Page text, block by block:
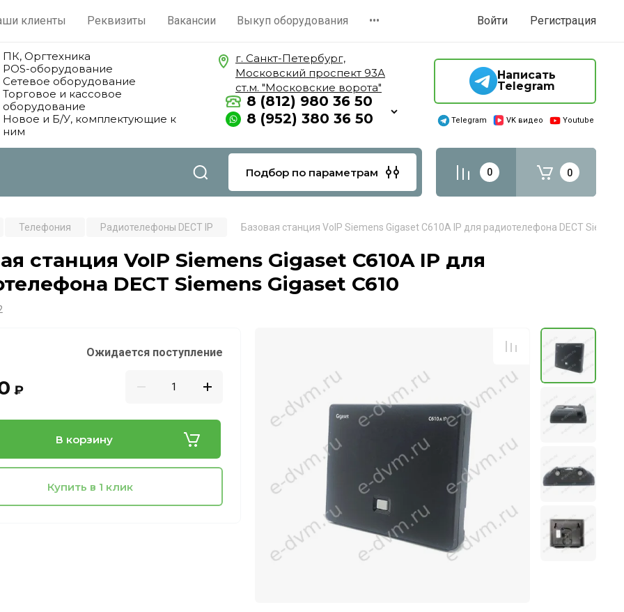
клиенты Реквизиты Вакансии Выкуп оборудования ••• Войти Регистрация
ПК, Оргтехника
POS-оборудование
Сетевое оборудование
Торговое и кассовое
оборудование
Новое и Б/У, комплектующие к
ним
г. Санкт-Петербург,
Московский проспект 93А
ст.м. "Московские ворота"
8 (812) 980 36 50
8 (952) 380 36 50
Написать
Telegram
Telegram VK видео Youtube
Подбор по параметрам 0 0
Телефония Радиотелефоны DECT IP Базовая станция VoIP Siemens Gigaset C610A IP для радиотелефона DECT
станция VoIP Siemens Gigaset C610A IP для
DECT Siemens Gigaset C610
Ожидается поступление
₽
В корзину
Купить в 1 клик